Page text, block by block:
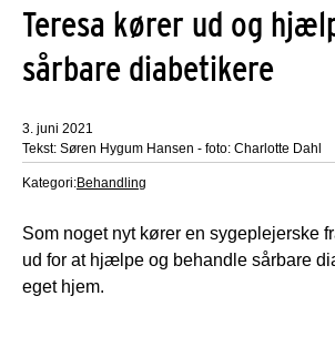
Teresa kører ud og
sårbare diabetikere
3. juni 2021
Tekst: Søren Hygum Hansen - foto: Charlotte Dahl
Kategori:Behandling
Som noget nyt kører en sygeplejerske
ud for at hjælpe og behandle sårbare
eget hjem.